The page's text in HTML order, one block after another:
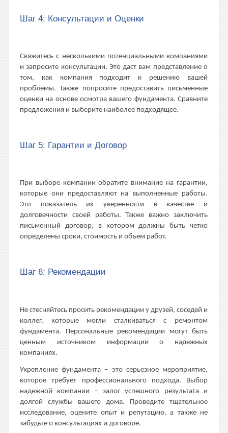
Шаг 4: Консультации и Оценки
Свяжитесь с несколькими потенциальными компаниями
и запросите консультации. Это даст вам представление о
том, как компания подходит к решению вашей
проблемы. Также попросите предоставить письменные
оценки на основе осмотра вашего фундамента. Сравните
предложения и выберите наиболее подходящее.
Шаг 5: Гарантии и Договор
При выборе компании обратите внимание на гарантии,
которые они предоставляют на выполненные работы.
Это показатель их уверенности в качестве и
долговечности своей работы. Также важно заключить
письменный договор, в котором должны быть четко
определены сроки, стоимость и объем работ.
Шаг 6: Рекомендации
Не стесняйтесь просить рекомендации у друзей, соседей и
коллег, которые могли сталкиваться с ремонтом
фундамента. Персональные рекомендации могут быть
ценным источником информации о надежных
компаниях.
Укрепление фундамента – это серьезное мероприятие,
которое требует профессионального подхода. Выбор
надежной компании – залог успешного результата и
долгой службы вашего дома. Проведите тщательное
исследование, оцените опыт и репутацию, а также не
забудьте о консультациях и договоре.